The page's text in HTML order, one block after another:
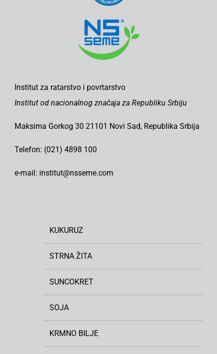
Institut za ratarstvo i povrtarstvo
Institut od nacionalnog značaja za Republiku Srbiju
Maksima Gorkog 30 21101 Novi Sad, Republika Srbija
Telefon: (021) 4898 100
e-mail: institut@nsseme.com
KUKURUZ
STRNA ŽITA
SUNCOKRET
SOJA
KRMNO BILJE